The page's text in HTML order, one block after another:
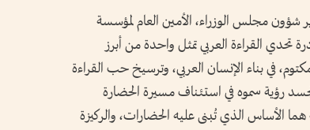
شؤون مجلس الوزراء، الأمين العام لمؤسسة
تحدي القراءة العربي تمثل واحدة من أبرز
في بناء الإنسان العربي، وترسيخ حب القراءة
رؤية سموه في استئناف مسيرة الحضارة
هما الأساس الذي تُبنى عليه الحضارات، والركيزة